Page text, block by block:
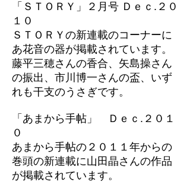
「ＳＴＯＲＹ」２月号 Ｄｅｃ.２０
１０
ＳＴＯＲＹの新連載のコーナーに
あ花音の器が掲載されています。
藤平三穂さんの香合、矢島操さ ん
の振出、市川博一さんの盃、いず
れも干支のうさぎです。
「あまから手帖」 Ｄｅｃ.２０１
０
あまから手帖の２０１１年からの
巻頭の新連載に山田晶さんの作品
が掲載されています。